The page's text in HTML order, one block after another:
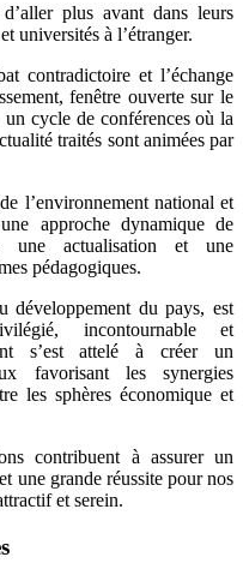
plus avant dans leurs
universités à l’étranger.
contradictoire et l’échange
fenêtre ouverte sur le
cycle de conférences où la
traités sont animées par
l’environnement national et
approche dynamique de
une actualisation et une
pédagogiques.
développement du pays, est
incontournable et
s’est attelé à créer un
favorisant les synergies
les sphères économique et
contribuent à assurer un
une grande réussite pour nos
et serein.